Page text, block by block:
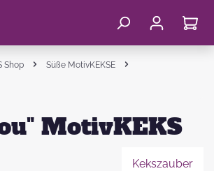
Shop
Süße MotivKEKSE
MotivKEKS
Kekszauber